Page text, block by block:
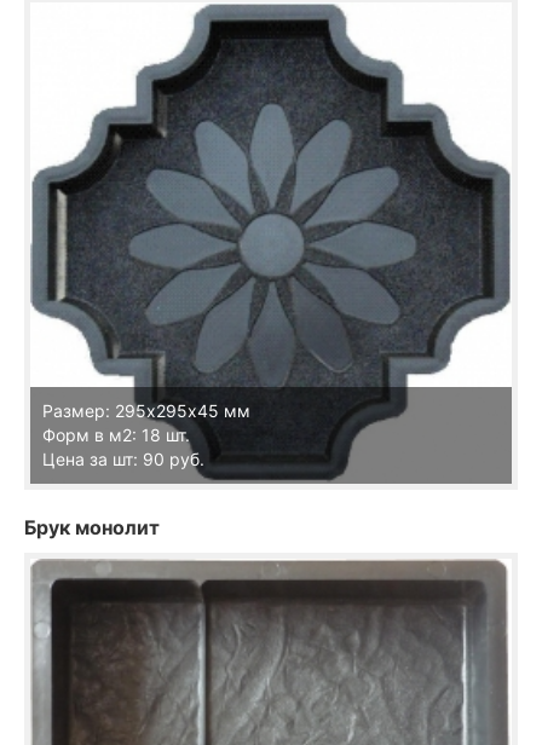
Размер: 295х295х45 мм
Форм в м2: 18 шт.
Цена за шт: 90 руб.
Брук монолит